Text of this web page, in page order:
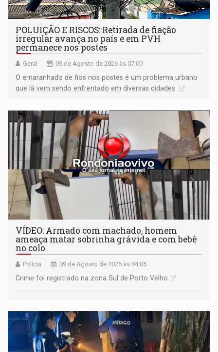
POLUIÇÃO E RISCOS: Retirada de fiação
irregular avança no país e em PVH
permanece nos postes
Geral 09 de Agosto de 2026 às 07:00
O emaranhado de fios nos postes é um problema urbano
que já vem sendo enfrentado em diversas cidades
VÍDEO: Armado com machado, homem
ameaça matar sobrinha grávida e com bebê
no colo
Polícia 09 de Agosto de 2026 às 04:05
Crime foi registrado na zona Sul de Porto Velho